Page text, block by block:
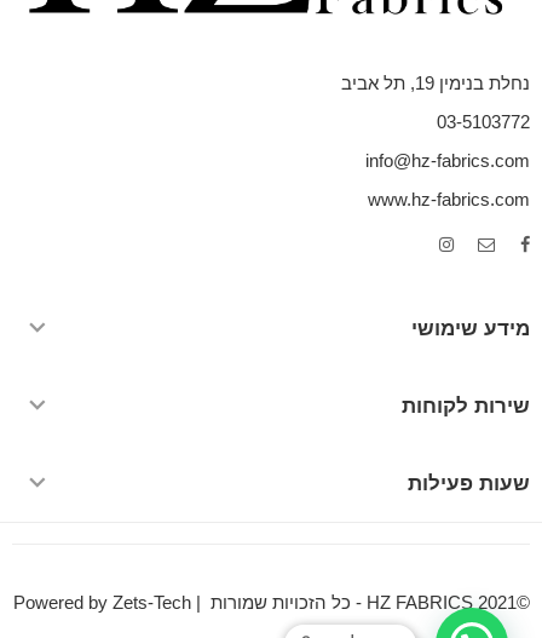
נחלת בנימין 19, תל אביב
03-5103772
info@hz-fabrics.com
www.hz-fabrics.com
מידע שימושי
שירות לקוחות
שעות פעילות
©HZ FABRICS 2021 - כל הזכויות שמורות | Powered by Zets-Tech